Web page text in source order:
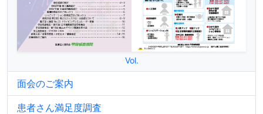
Vol.
面会のご案内
患者さん満足度調査